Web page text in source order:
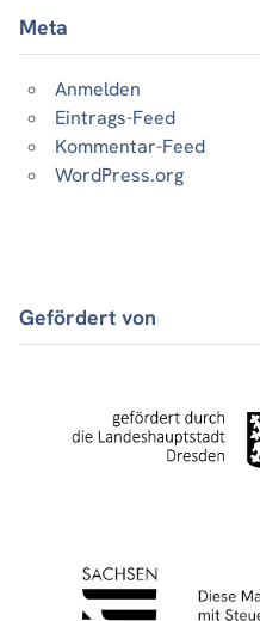
Meta
Anmelden
Eintrags-Feed
Kommentar-Feed
WordPress.org
Gefördert von